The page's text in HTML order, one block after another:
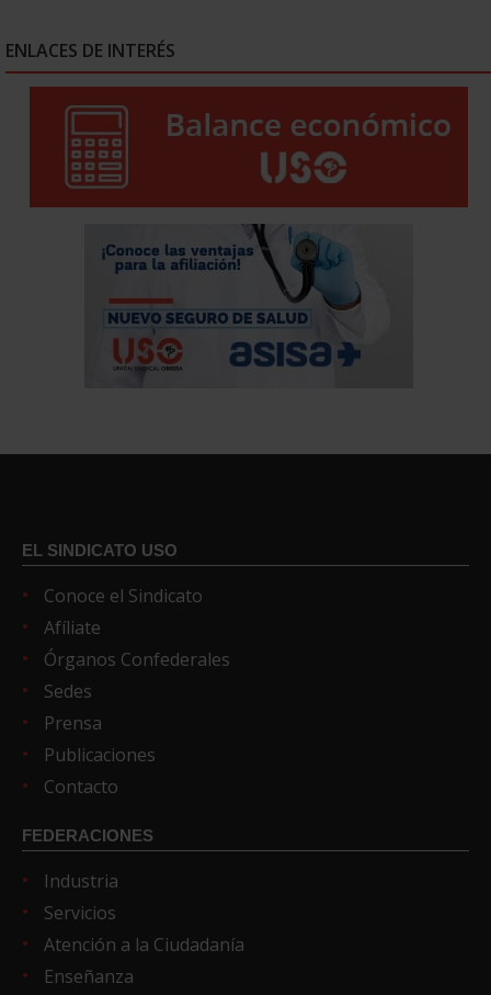
ENLACES DE INTERÉS
EL SINDICATO USO
Conoce el Sindicato
Afíliate
Órganos Confederales
Sedes
Prensa
Publicaciones
Contacto
FEDERACIONES
Industria
Servicios
Atención a la Ciudadanía
Enseñanza